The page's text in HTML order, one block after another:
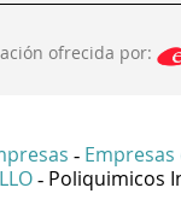
ofrecida por:
- Empresas
- Poliquimicos